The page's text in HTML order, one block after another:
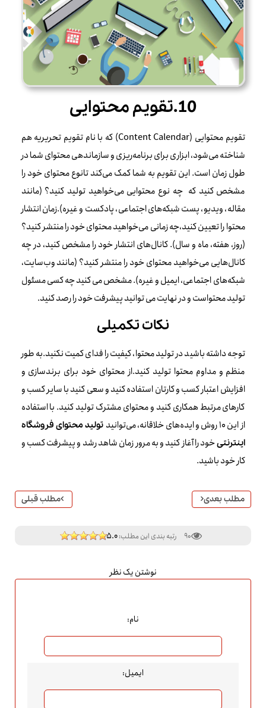
10.تقویم محتوایی
تقویم محتوایی (Content Calendar) که با نام تقویم تحریریه هم
شناخته می‌شود، ابزاری برای برنامه‌ریزی و سازماندهی محتوای شما در
طول زمان است. این تقویم به شما کمک می‌کند تانوع محتوای خود را
مشخص کنید که چه نوع محتوایی می‌خواهید تولید کنید؟ (مانند
مقاله، ویدیو، پست شبکه‌های اجتماعی، پادکست و غیره).زمان انتشار
محتوا را تعیین کنید،چه زمانی می‌خواهید محتوای خود را منتشر کنید؟
(روز، هفته، ماه و سال). کانال‌های انتشار خود را مشخص کنید، در چه
کانال‌هایی می‌خواهید محتوای خود را منتشر کنید؟ (مانند وب‌سایت،
شبکه‌های اجتماعی، ایمیل و غیره). مشخص می کنید چه کسی مسئول
تولید محتواست و در نهایت می توانید پیشرفت خود را رصد کنید.
نکات تکمیلی
توجه داشته باشید در تولید محتوا، کیفیت را فدای کمیت نکنید.به طور
منظم و مداوم محتوا تولید کنید.از محتوای خود برای برندسازی و
افزایش اعتبار کسب و کارتان استفاده کنید و سعی کنید با سایر کسب و
کارهای مرتبط همکاری کنید و محتوای مشترک تولید کنید. با استفاده
از این 10 روش و ایده‌های خلاقانه، می‌توانید
تولید محتوای فروشگاه
اینترنتیخود را آغاز کنید و به مرور زمان شاهد رشد و پیشرفت کسب و
کار خود باشید.
مطلب قبلی مطلب بعدی
90 رتبه بندی این مطلب:5.0
نوشتن یک نظر
نام:
ایمیل: